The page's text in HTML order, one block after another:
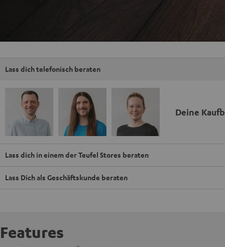
Lass dich telefonisch beraten
Deine
Lass dich in einem der Teufel Stores beraten
Lass Dich als Geschäftskunde beraten
Features